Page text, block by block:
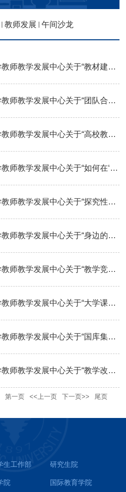
教师发展 午间沙龙
浙江大学教师教学发展中心关于“教材建设大家谈”午间沙龙的通知
浙江大学教师教学发展中心关于“团队合作模式下的探究性化学实验”午间沙龙的通知
浙江大学教师教学发展中心关于“高校教学信息化需要技术与理念的共同支撑――《地平...
浙江大学教师教学发展中心关于“如何在‘探究性实验’中实施个性化教学”午间沙龙的...
浙江大学教师教学发展中心关于“探究性实验平台的构建与卓越人才的培养”午间沙龙的...
浙江大学教师教学发展中心关于“身边的管理学问题研究”午间沙龙的通知
浙江大学教师教学发展中心关于“教学竞赛的心得与体会”午间沙龙的通知
浙江大学教师教学发展中心关于“大学课堂教学设计工作坊分享会：以‘能力’为基础的...
浙江大学教师教学发展中心关于“国库集中支付制度下的高校经费管理”午间沙龙的通知
浙江大学教师教学发展中心关于“教学改革经验交流暨教学方法改革研究项目中期检查”...
第一页 <<上一页 下一页>>
尾页
生工作部 研究生院
院 国际教育学院